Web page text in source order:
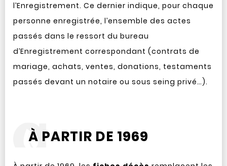
l’Enregistrement. Ce dernier indique, pour chaque
personne enregistrée, l’ensemble des actes
passés dans le ressort du bureau
d’Enregistrement correspondant (contrats de
mariage, achats, ventes, donations, testaments
passés devant un notaire ou sous seing privé…).
À PARTIR DE 1969